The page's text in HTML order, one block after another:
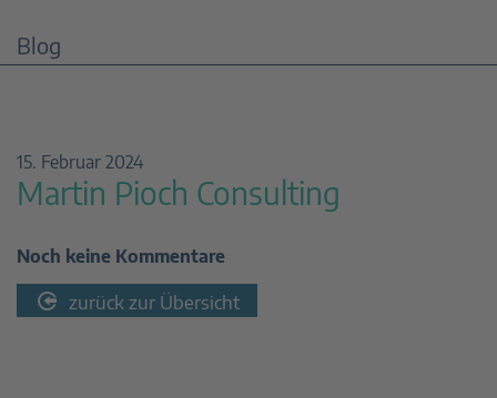
Blog
15. Februar 2024
Martin Pioch Consulting
Noch keine Kommentare
zurück zur Übersicht